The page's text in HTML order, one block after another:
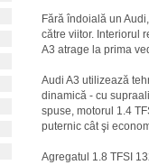
Fără îndoială un
către viitor. Interiorul
A3 atrage la prima
Audi A3 utilizează
dinamică - cu
spuse, motorul 1.4
puternic cât şi
Agregatul 1.8 TFSI